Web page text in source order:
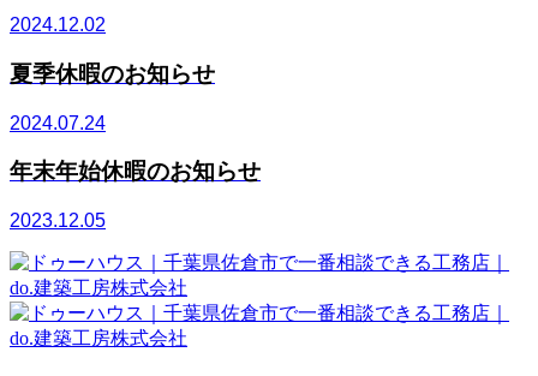
2024.12.02
夏季休暇のお知らせ
2024.07.24
年末年始休暇のお知らせ
2023.12.05